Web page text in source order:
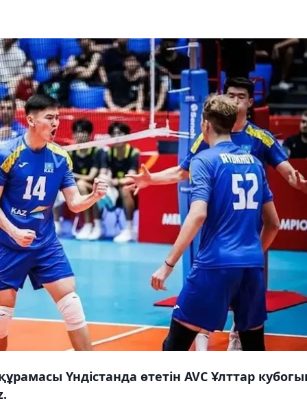
Үндістанда өтетін AVC Ұлттар